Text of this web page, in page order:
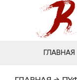
ГЛАВНАЯ